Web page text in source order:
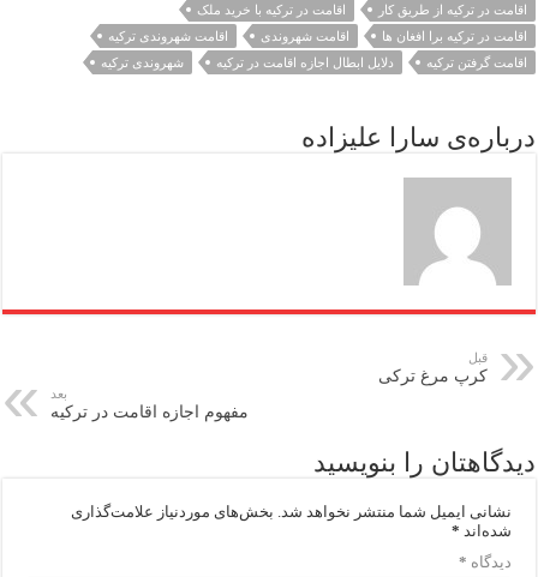
اقامت در ترکیه از طریق کار
اقامت در ترکیه با خرید ملک
اقامت در ترکیه برا افغان ها
اقامت شهروندی
اقامت شهروندی ترکیه
اقامت گرفتن ترکیه
دلایل ابطال اجازه اقامت در ترکیه شهروندی ترکیه
درباره‌ی سارا علیزاده
قبل
کرپ مرغ ترکی
بعد
مفهوم اجازه اقامت در ترکیه
دیدگاهتان را بنویسید
نشانی ایمیل شما منتشر نخواهد شد. بخش‌های موردنیاز علامت‌گذاری
شده‌اند *
دیدگاه *